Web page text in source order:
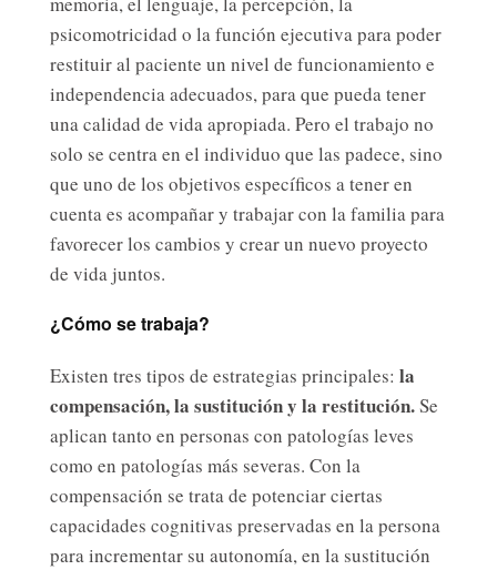
psicomotricidad o la función ejecutiva para poder
restituir al paciente un nivel de funcionamiento e
independencia adecuados, para que pueda tener
una calidad de vida apropiada. Pero el trabajo no
solo se centra en el individuo que las padece, sino
que uno de los objetivos específicos a tener en
cuenta es acompañar y trabajar con la familia para
favorecer los cambios y crear un nuevo proyecto
de vida juntos.
¿Cómo se trabaja?
Existen tres tipos de estrategias principales: la
compensación, la sustitución y la restitución.Se
aplican tanto en personas con patologías leves
como en patologías más severas. Con la
compensación se trata de potenciar ciertas
capacidades cognitivas preservadas en la persona
para incrementar su autonomía, en la sustitución